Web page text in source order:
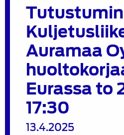
Auramaa
Eurassa to
17:30
13.4.2025